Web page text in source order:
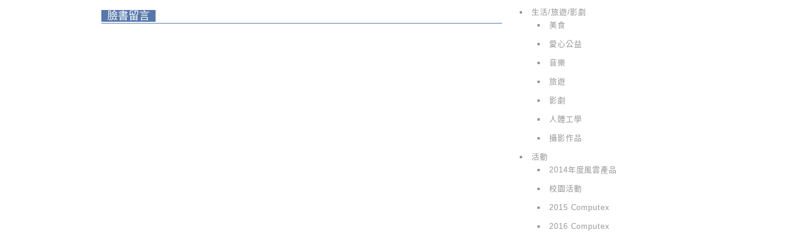
臉書留言
生活/旅遊/影劇
美食
愛心公益
音樂
旅遊
影劇
人體工學
攝影作品
活動
2014年度風雲產品
校園活動
2015 Computex
2016 Computex